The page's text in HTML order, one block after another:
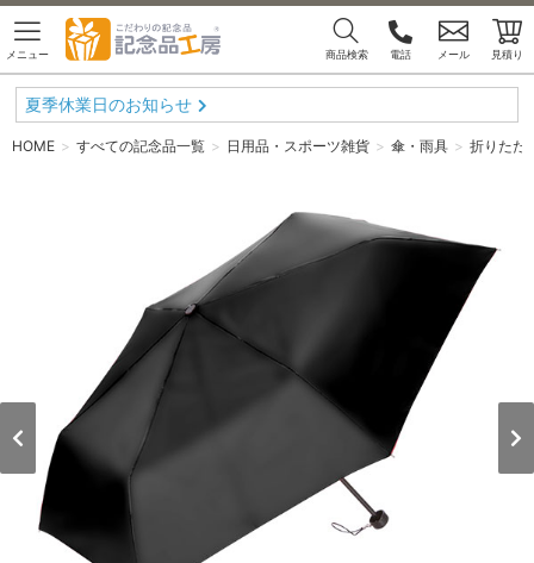
メニュー 商品検索 電話 メール 見積り
夏季休業日のお知らせ
HOME すべての記念品一覧 日用品・スポーツ雑貨 傘・雨具 折りたた